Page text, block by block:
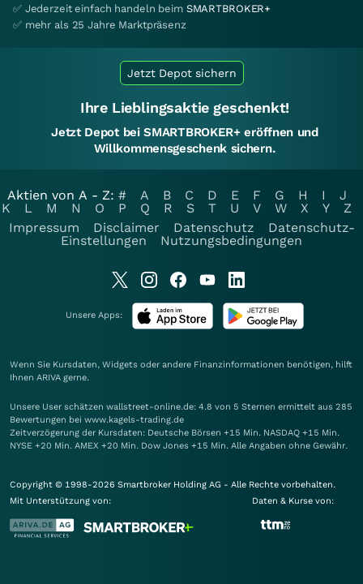
✅ Jederzeit einfach handeln beim SMARTBROKER+
✅ mehr als 25 Jahre Marktpräsenz
Jetzt Depot sichern
Ihre Lieblingsaktie geschenkt!
Jetzt Depot bei SMARTBROKER+ eröffnen und
Willkommensgeschenk sichern.
Aktien von A - Z: # A B C D E F G H I
J
K
L M N O P Q R S T U V W X Y
Z
Impressum
Disclaimer Datenschutz
Datenschutz-
Einstellungen
Nutzungsbedingungen
Unsere Apps:
Wenn Sie Kursdaten, Widgets oder andere Finanzinformationen benötigen, hilft
Ihnen ARIVA gerne.
Unsere User schätzen wallstreet-online.de: 4.8 von 5 Sternen ermittelt aus 285
Bewertungen bei www.kagels-trading.de
Zeitverzögerung der Kursdaten: Deutsche Börsen +15 Min. NASDAQ +15 Min.
NYSE +20 Min. AMEX +20 Min. Dow Jones +15 Min. Alle Angaben ohne Gewähr.
Copyright © 1998-2026 Smartbroker Holding AG - Alle Rechte vorbehalten.
Mit Unterstützung von:
Daten & Kurse von: